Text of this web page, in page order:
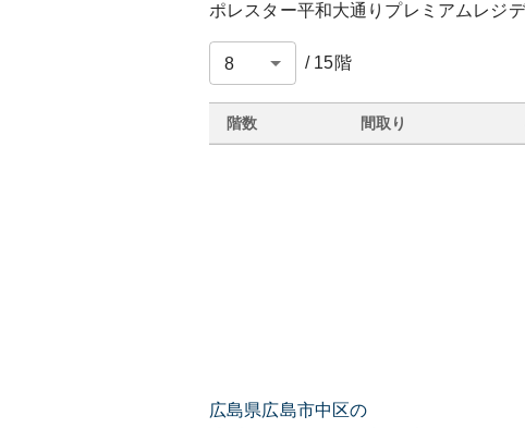
ポレスター平和大通りプレミアムレジ
/ 15階
階数 間取り
広島県広島市中区の